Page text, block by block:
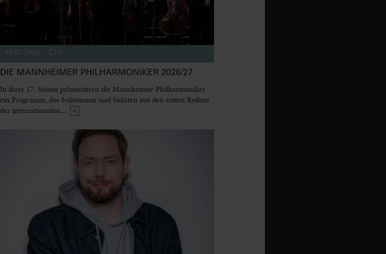
01.07.2026 0
DIE MANNHEIMER PHILHARMONIKER 2026/27
In ihrer 17. Saison präsentieren die Mannheimer Philharmoniker
ein Programm, das Solistinnen und Solisten aus den ersten Reihen
der internationalen...